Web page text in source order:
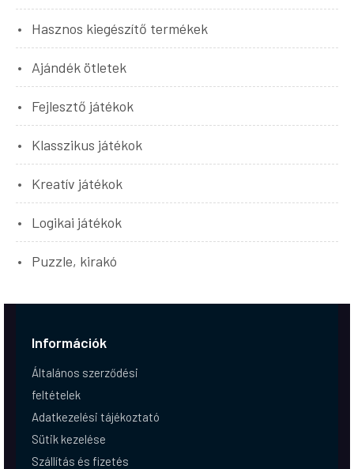
Hasznos kiegészítő termékek
Ajándék ötletek
Fejlesztő játékok
Klasszikus játékok
Kreatív játékok
Logikai játékok
Puzzle, kirakó
Információk
Általános szerződési
feltételek
Adatkezelési tájékoztató
Sütik kezelése
Szállítás és fizetés